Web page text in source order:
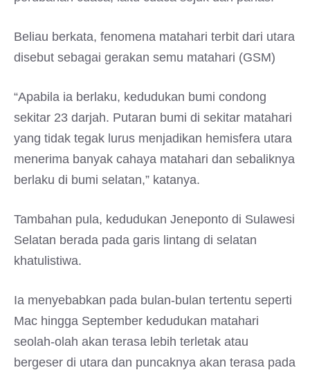
Beliau berkata, fenomena matahari terbit dari utara
disebut sebagai gerakan semu matahari (GSM)
“Apabila ia berlaku, kedudukan bumi condong
sekitar 23 darjah. Putaran bumi di sekitar matahari
yang tidak tegak lurus menjadikan hemisfera utara
menerima banyak cahaya matahari dan sebaliknya
berlaku di bumi selatan,” katanya.
Tambahan pula, kedudukan Jeneponto di Sulawesi
Selatan berada pada garis lintang di selatan
khatulistiwa.
Ia menyebabkan pada bulan-bulan tertentu seperti
Mac hingga September kedudukan matahari
seolah-olah akan terasa lebih terletak atau
bergeser di utara dan puncaknya akan terasa pada